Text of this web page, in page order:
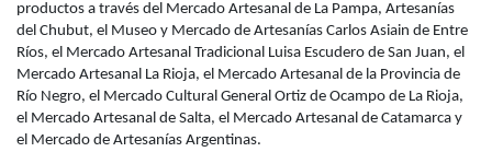
productos a través del Mercado Artesanal de La Pampa, Artesanías
del Chubut, el Museo y Mercado de Artesanías Carlos Asiain de Entre
Ríos, el Mercado Artesanal Tradicional Luisa Escudero de San Juan, el
Mercado Artesanal La Rioja, el Mercado Artesanal de la Provincia de
Río Negro, el Mercado Cultural General Ortiz de Ocampo de La Rioja,
el Mercado Artesanal de Salta, el Mercado Artesanal de Catamarca y
el Mercado de Artesanías Argentinas.